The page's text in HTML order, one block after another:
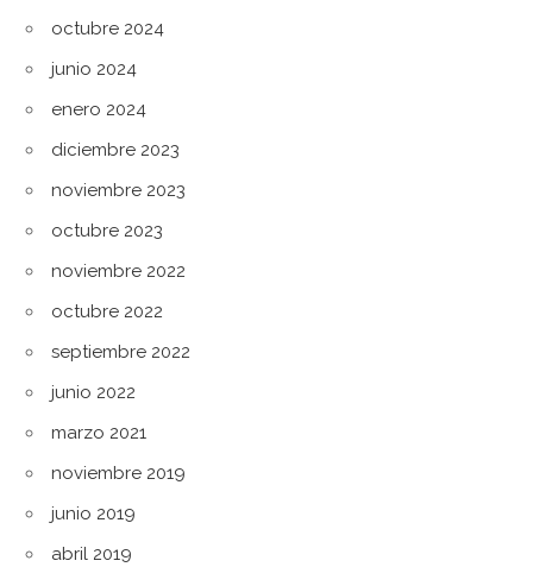
octubre 2024
junio 2024
enero 2024
diciembre 2023
noviembre 2023
octubre 2023
noviembre 2022
octubre 2022
septiembre 2022
junio 2022
marzo 2021
noviembre 2019
junio 2019
abril 2019